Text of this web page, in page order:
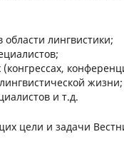
лингвистики;
жизни;
и т.д.
цели и задачи